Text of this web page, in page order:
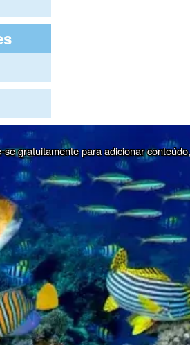
se gratuitamente para adicionar